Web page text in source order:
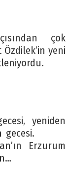
çok
yeni
yeniden
gecesi.
Erzurum